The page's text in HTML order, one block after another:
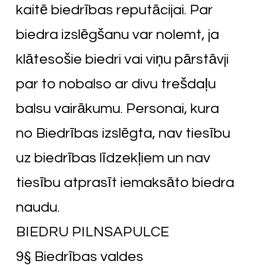
kaitē biedrības reputācijai. Par
biedra izslēgšanu var nolemt, ja
klātesošie biedri vai viņu pārstāvji
par to nobalso ar divu trešdaļu
balsu vairākumu. Personai, kura
no Biedrības izslēgta, nav tiesību
uz biedrības līdzekļiem un nav
tiesību atprasīt iemaksāto biedra
naudu.
BIEDRU PILNSAPULCE
9§ Biedrības valdes